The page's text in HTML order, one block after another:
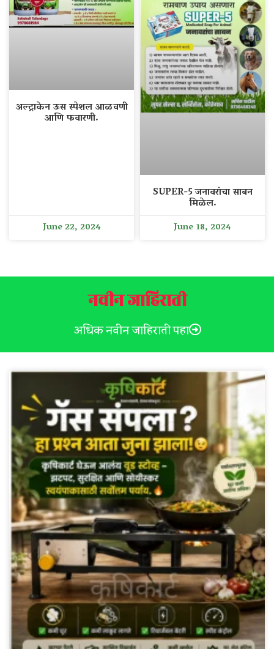
अल्ट्राकेन ऊस स्पेशल आळवणी
आणि फवारणी.
June 22, 2024
SUPER-5 जनावरांचा साबन
मिळेल.
June 18, 2024
नवीन जाहिराती
अधिक नवीन जाहिराती पहा